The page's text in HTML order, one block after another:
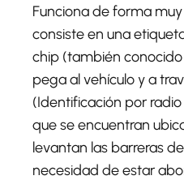
Funciona de forma
consiste en una
chip (también
pega al vehículo y a
(Identificación por
que se encuentran
levantan las barreras
necesidad de estar